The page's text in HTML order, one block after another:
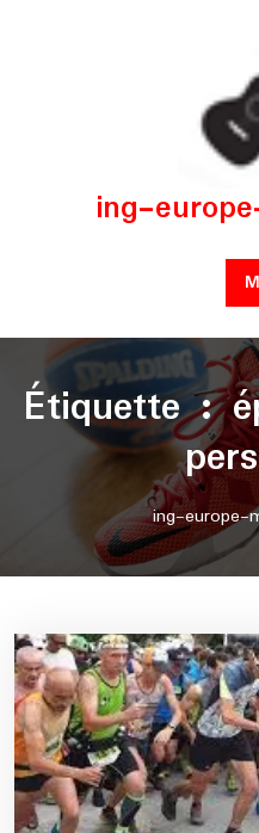
ing-
Étiquette :
ing-europe-